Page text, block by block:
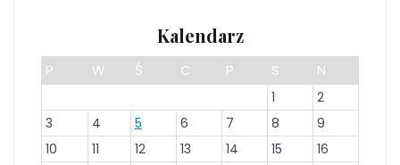
Kalendarz
P W Ś C P S N
1
2
3
4 5 6 7 8
9
10
11 12 13 14 15
16